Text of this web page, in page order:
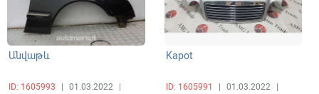
Անվաթև
ID: 1605993 01.03.2022
Kapot
ID: 1605991 01.03.2022